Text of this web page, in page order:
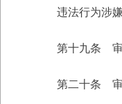
违法行为涉
第十九条 审
第二十条 审